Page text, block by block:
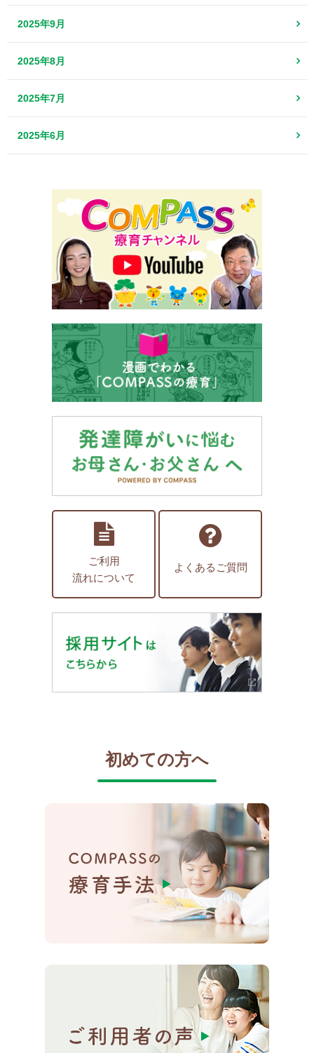
2025年9月
2025年8月
2025年7月
2025年6月
ご利用
流れについて
よくあるご質問
初めての方へ